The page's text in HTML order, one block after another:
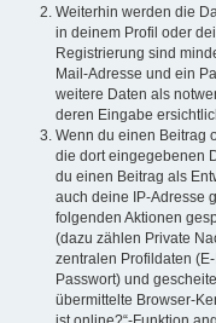
Weiterhin werden die
in deinem Profil oder
Registrierung sind
Mail-Adresse und ein
weitere Daten als
deren Eingabe
Wenn du einen Beitrag
die dort eingegebenen
du einen Beitrag als
auch deine IP-Adresse
folgenden Aktionen
(dazu zählen Private
zentralen Profildaten
Passwort) und
übermittelte Browser-